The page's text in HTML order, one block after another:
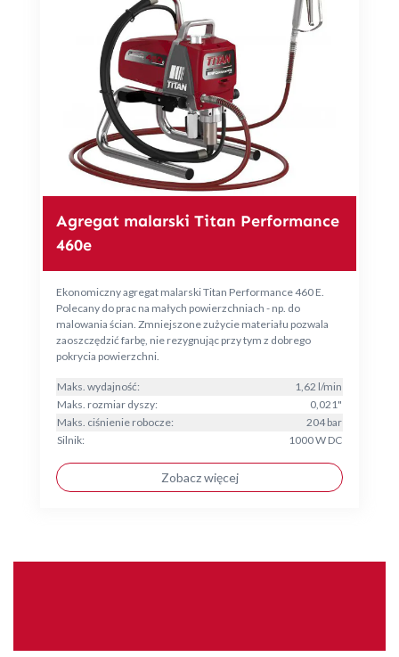
Agregat malarski Titan Performance
460e
Ekonomiczny agregat malarski Titan Performance 460 E.
Polecany do prac na małych powierzchniach - np. do
malowania ścian. Zmniejszone zużycie materiału pozwala
zaoszczędzić farbę, nie rezygnując przy tym z dobrego
pokrycia powierzchni.
Maks. wydajność:
1,62 l/min
Maks. rozmiar dyszy:
0,021"
Maks. ciśnienie robocze:
204 bar
Silnik:
1000 W DC
Zobacz więcej